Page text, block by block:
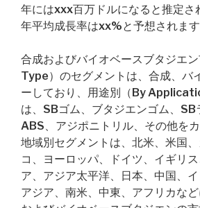
年にはxxx百万ドルになると推定さ
年平均成長率はxx%と予想されます
合成およびバイオベースブタジエ
Type）のセグメントは、合成、バ
ーしており、用途別（By
は、SBゴム、ブタジエンゴム、SB
ABS、アジポニトリル、その他をカ
地域別セグメントは、北米、米国
コ、ヨーロッパ、ドイツ、イギリ
ア、アジア太平洋、日本、中国、
アジア、南米、中東、アフリカな